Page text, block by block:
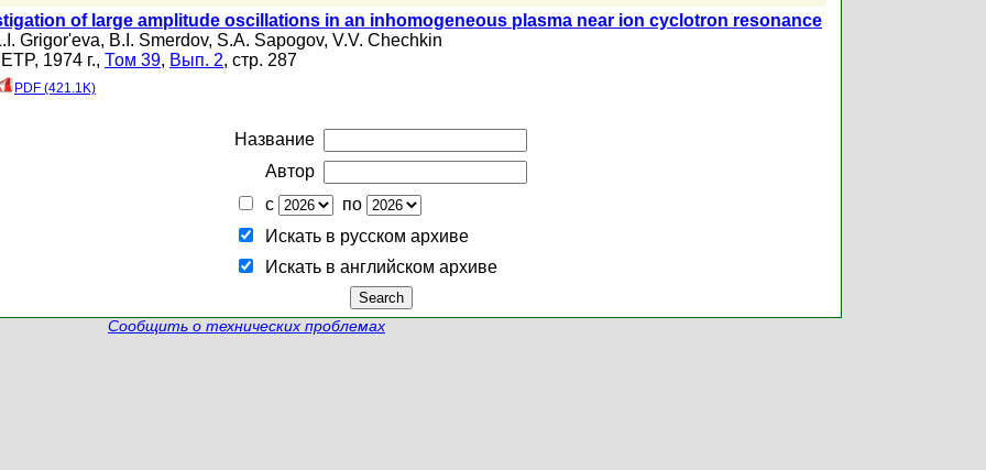
of large amplitude oscillations in an inhomogeneous plasma near ion cyclotron resonance
Grigor'eva, B.I. Smerdov, S.A. Sapogov, V.V. Chechkin
1974 г., Том 39, Вып. 2, стр. 287
PDF (421.1K)
Название
Автор
с
по
Искать в русском архиве
Искать в английском архиве
Сообщить о технических проблемах